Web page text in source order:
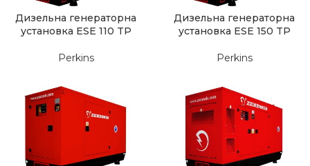
Дизельна генераторна
установка ESE 110 TP
Perkins
Дизельна генераторна
установка ESE 150 TP
Perkins